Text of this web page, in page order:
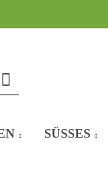
SÜSSES